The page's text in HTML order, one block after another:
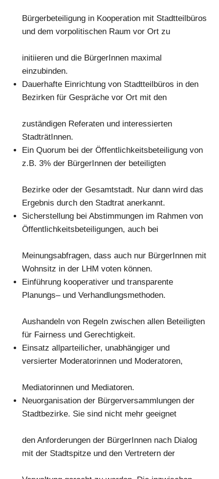
Bürgerbeteiligung in Kooperation mit Stadtteilbüros
und dem vorpolitischen Raum vor Ort zu
initiieren und die BürgerInnen maximal
einzubinden.
Dauerhafte Einrichtung von Stadtteilbüros in den
Bezirken für Gespräche vor Ort mit den
zuständigen Referaten und interessierten
StadträtInnen.
Ein Quorum bei der Öffentlichkeitsbeteiligung von
z.B. 3% der BürgerInnen der beteiligten
Bezirke oder der Gesamtstadt. Nur dann wird das
Ergebnis durch den Stadtrat anerkannt.
Sicherstellung bei Abstimmungen im Rahmen von
Öffentlichkeitsbeteiligungen, auch bei
Meinungsabfragen, dass auch nur BürgerInnen mit
Wohnsitz in der LHM voten können.
Einführung kooperativer und transparente
Planungs– und Verhandlungsmethoden.
Aushandeln von Regeln zwischen allen Beteiligten
für Fairness und Gerechtigkeit.
Einsatz allparteilicher, unabhängiger und
versierter Moderatorinnen und Moderatoren,
Mediatorinnen und Mediatoren.
Neuorganisation der Bürgerversammlungen der
Stadtbezirke. Sie sind nicht mehr geeignet
den Anforderungen der BürgerInnen nach Dialog
mit der Stadtspitze und den Vertretern der